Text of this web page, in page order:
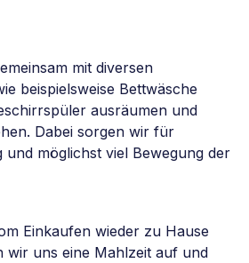
mit diversen
beispielsweise Bettwäsche
ausräumen und
Dabei sorgen wir für
und möglichst viel Bewegung der
Einkaufen wieder zu Hause
wir uns eine Mahlzeit auf und